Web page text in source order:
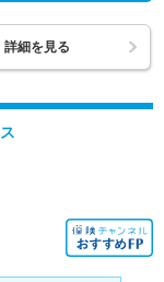
詳細を見る